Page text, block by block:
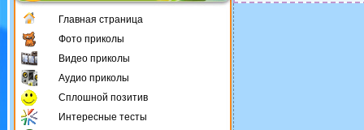
Главная страница
Фото приколы
Видео приколы
Аудио приколы
Сплошной позитив
Интересные тесты